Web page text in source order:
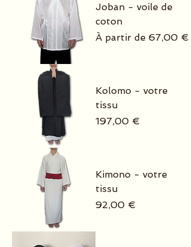
Joban - voile de
coton
À partir de 67,00 €
Prix promotionnel
Kolomo - votre
tissu
Prix
197,00 €
Kimono - votre
tissu
Prix
92,00 €